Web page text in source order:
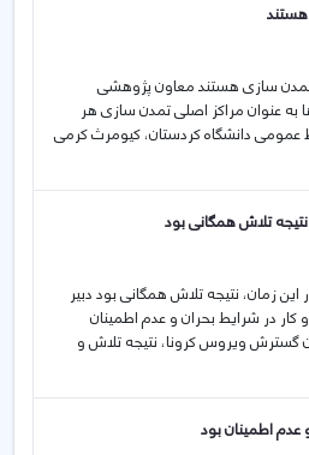
مراکز تمدن سازی هستند معاون پژوهشی
به عنوان مراکز اصلی تمدن سازی هر
عمومی دانشگاه کردستان، کیومرث کرمی
تلاش همگانی بود
در این زمان، نتیجه تلاش همگانی بود دبیر
در شرایط بحران و عدم اطمینان
گسترش ویروس کرونا، نتیجه تلاش و
اطمینان بود